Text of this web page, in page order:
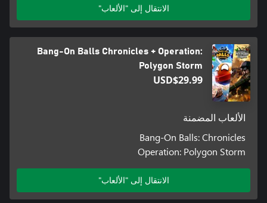
الانتقال إلى "الألعاب"
Bang-On Balls Chronicles + Operation:
Polygon Storm
USD$29.99
الألعاب المضمنة
Bang-On Balls: Chronicles
Operation: Polygon Storm
الانتقال إلى "الألعاب"